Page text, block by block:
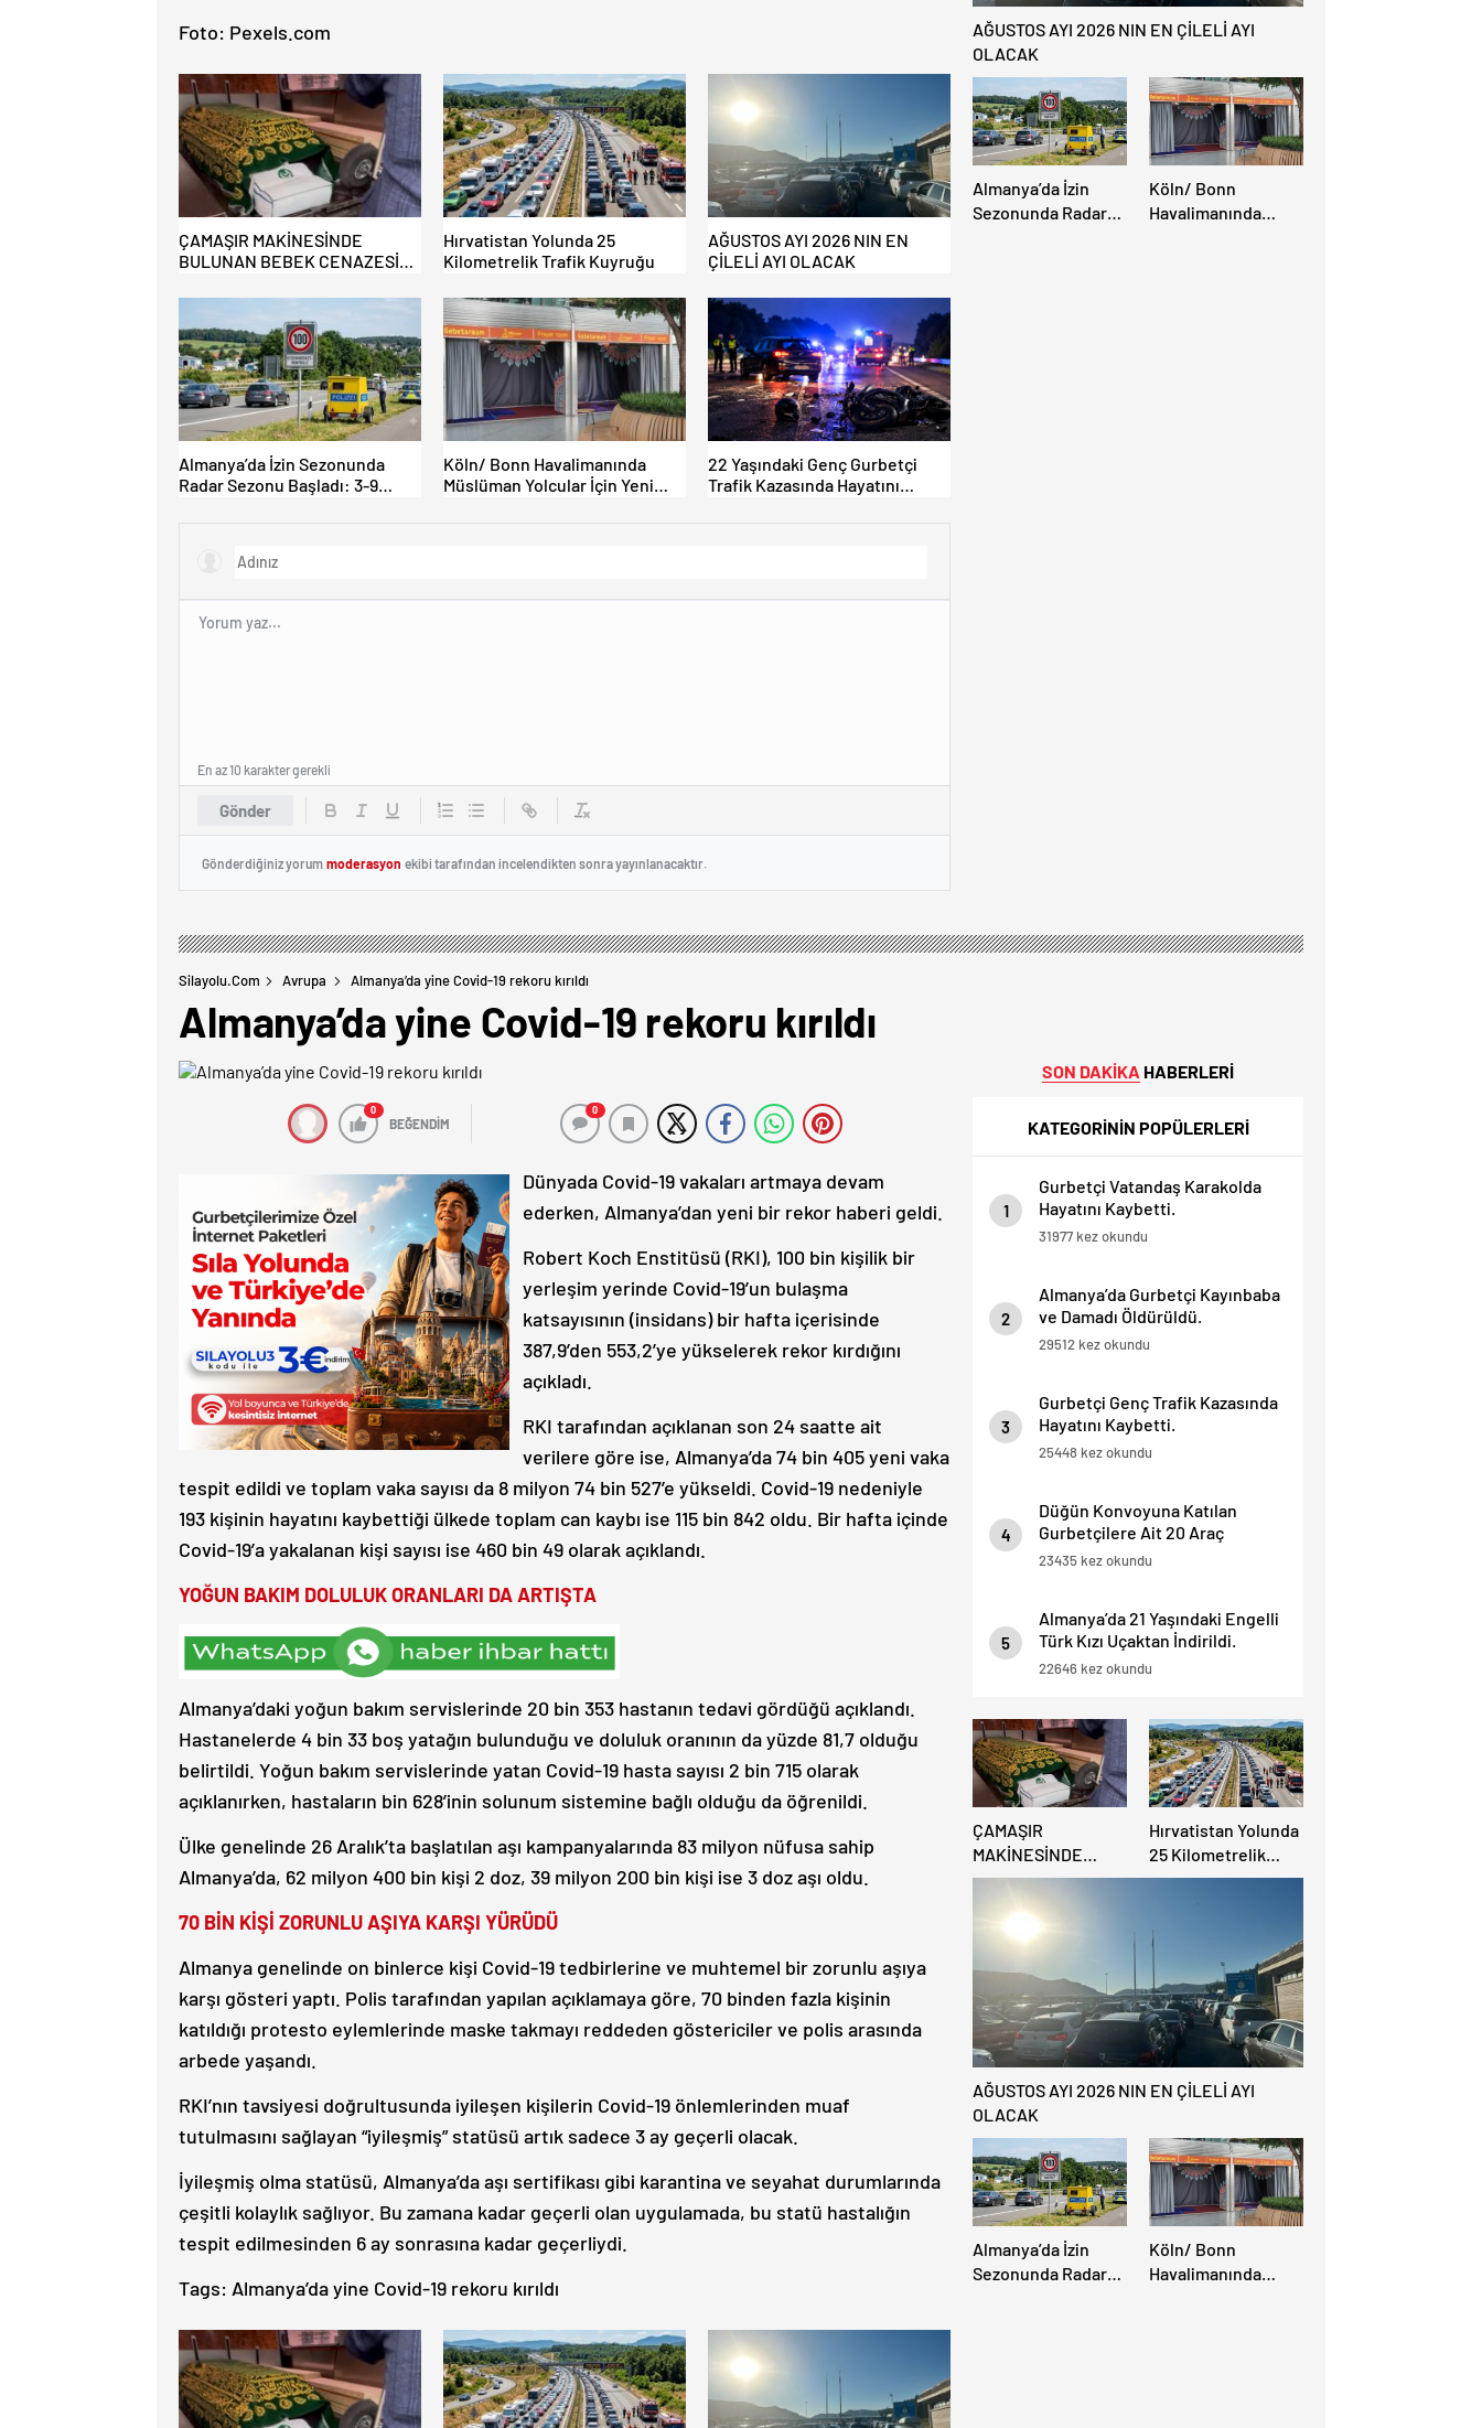
Foto: Pexels.com
ÇAMAŞIR MAKİNESİNDE
BULUNAN BEBEK CENAZESİ
Hırvatistan Yolunda 25
Kilometrelik Trafik Kuyruğu
AĞUSTOS AYI 2026 NIN EN
ÇİLELİ AYI OLACAK
Almanya’da İzin Sezonunda
Radar Sezonu Başladı: 3-9
Köln/ Bonn Havalimanında
Müslüman Yolcular İçin Yeni
22 Yaşındaki Genç Gurbetçi
Trafik Kazasında Hayatını
Gönder
En az 10 karakter gerekli
Gönderdiğiniz yorum moderasyon ekibi tarafından incelendikten sonra yayınlanacaktır.
AĞUSTOS AYI 2026 NIN EN ÇİLELİ AYI
OLACAK
Almanya’da İzin
Sezonunda Radar
Köln/ Bonn
Havalimanında
Silayolu.com Avrupa Almanya’da yine Covid-19 rekoru kırıldı
Almanya’da yine Covid-19 rekoru kırıldı
0
BEĞENDİM
0
Dünyada Covid-19 vakaları artmaya devam
ederken, Almanya’dan yeni bir rekor haberi geldi.
Robert Koch Enstitüsü (RKI), 100 bin kişilik bir
yerleşim yerinde Covid-19’un bulaşma
katsayısının (insidans) bir hafta içerisinde
387,9’den 553,2’ye yükselerek rekor kırdığını
açıkladı.
RKI tarafından açıklanan son 24 saatte ait
verilere göre ise, Almanya’da 74 bin 405 yeni vaka
tespit edildi ve toplam vaka sayısı da 8 milyon 74 bin 527’e yükseldi. Covid-19 nedeniyle
193 kişinin hayatını kaybettiği ülkede toplam can kaybı ise 115 bin 842 oldu. Bir hafta içinde
Covid-19’a yakalanan kişi sayısı ise 460 bin 49 olarak açıklandı.
YOĞUN BAKIM DOLULUK ORANLARI DA ARTIŞTA
Almanya’daki yoğun bakım servislerinde 20 bin 353 hastanın tedavi gördüğü açıklandı.
Hastanelerde 4 bin 33 boş yatağın bulunduğu ve doluluk oranının da yüzde 81,7 olduğu
belirtildi. Yoğun bakım servislerinde yatan Covid-19 hasta sayısı 2 bin 715 olarak
açıklanırken, hastaların bin 628’inin solunum sistemine bağlı olduğu da öğrenildi.
Ülke genelinde 26 Aralık’ta başlatılan aşı kampanyalarında 83 milyon nüfusa sahip
Almanya’da, 62 milyon 400 bin kişi 2 doz, 39 milyon 200 bin kişi ise 3 doz aşı oldu.
70 BİN KİŞİ ZORUNLU AŞIYA KARŞI YÜRÜDÜ
Almanya genelinde on binlerce kişi Covid-19 tedbirlerine ve muhtemel bir zorunlu aşıya
karşı gösteri yaptı. Polis tarafından yapılan açıklamaya göre, 70 binden fazla kişinin
katıldığı protesto eylemlerinde maske takmayı reddeden göstericiler ve polis arasında
arbede yaşandı.
RKI’nın tavsiyesi doğrultusunda iyileşen kişilerin Covid-19 önlemlerinden muaf
tutulmasını sağlayan “iyileşmiş” statüsü artık sadece 3 ay geçerli olacak.
İyileşmiş olma statüsü, Almanya’da aşı sertifikası gibi karantina ve seyahat durumlarında
çeşitli kolaylık sağlıyor. Bu zamana kadar geçerli olan uygulamada, bu statü hastalığın
tespit edilmesinden 6 ay sonrasına kadar geçerliydi.
Tags: Almanya’da yine Covid-19 rekoru kırıldı
SON DAKİKA HABERLERİ
KATEGORİNİN POPÜLERLERİ
1
Gurbetçi Vatandaş Karakolda
Hayatını Kaybetti.
31977 kez okundu
2
Almanya’da Gurbetçi Kayınbaba
ve Damadı Öldürüldü.
29512 kez okundu
3
Gurbetçi Genç Trafik Kazasında
Hayatını Kaybetti.
25448 kez okundu
4
Düğün Konvoyuna Katılan
Gurbetçilere Ait 20 Araç
Trafikten Men Edildi.
23435 kez okundu
5
Almanya’da 21 Yaşındaki Engelli
Türk Kızı Uçaktan İndirildi.
Detaylar Haberde.
22646 kez okundu
ÇAMAŞIR
MAKİNESİNDE
BULUNAN BEBEK
CENAZESİ ŞOK ETTİ
Hırvatistan Yolunda
25 Kilometrelik
Trafik Kuyruğu
AĞUSTOS AYI 2026 NIN EN ÇİLELİ AYI
OLACAK
Almanya’da İzin
Sezonunda Radar
Köln/ Bonn
Havalimanında